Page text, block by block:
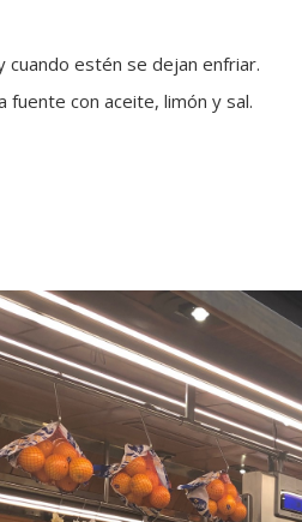
cuando estén se dejan enfriar.
fuente con aceite, limón y sal.